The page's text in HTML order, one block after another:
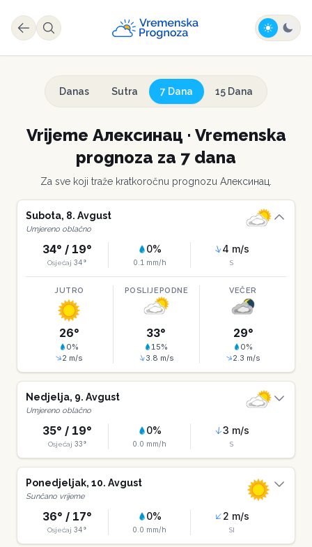
Danas Sutra 7 Dana 15 Dana
Vrijeme Алексинац · Vremenska
prognoza za 7 dana
Za sve koji traže kratkoročnu prognozu Алексинац
Subota, 8. Avgust
Umjereno oblačno
34° / 19°
Osjećaj 34°
0%
0.1 mm/h
4 m/s
S
JUTRO
26°
0%
2 m/s
POSLIJEPODNE
33°
15%
3.8 m/s
VEČER
29°
0%
2.3 m/s
Nedjelja, 9. Avgust
Umjereno oblačno
35° / 19°
Osjećaj 33°
0%
0.0 mm/h
3 m/s
S
Ponedjeljak, 10. Avgust
Sunčano vrijeme
36° / 17°
Osjećaj 34°
0%
0.0 mm/h
2 m/s
SI